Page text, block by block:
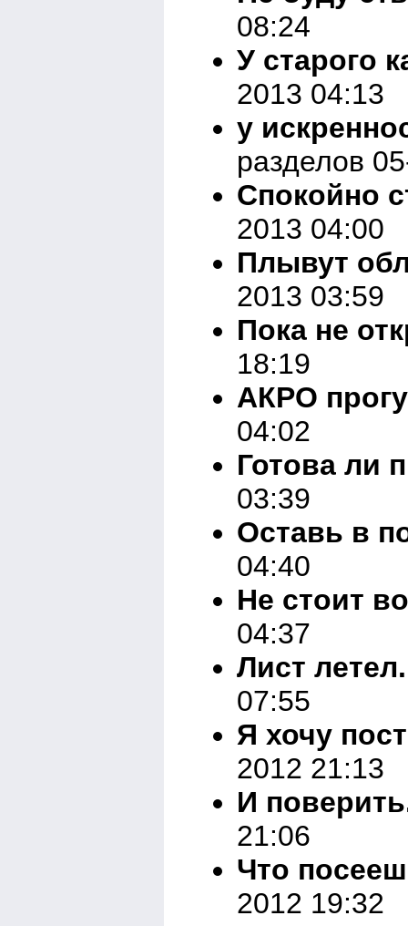
08:24
У старого
2013 04:13
у
разделов
Спокойно
2013 04:00
Плывут
2013 03:59
Пока не
18:19
АКРО
04:02
Готова ли
03:39
Оставь в
04:40
Не стоит
04:37
Лист
07:55
Я хочу
2012 21:13
И
21:06
Что
2012 19:32